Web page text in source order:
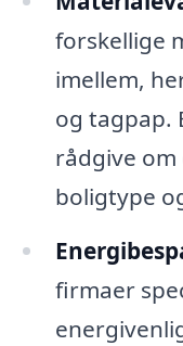
forskellige
imellem,
og tagpap.
rådgive
boligtype
firmaer